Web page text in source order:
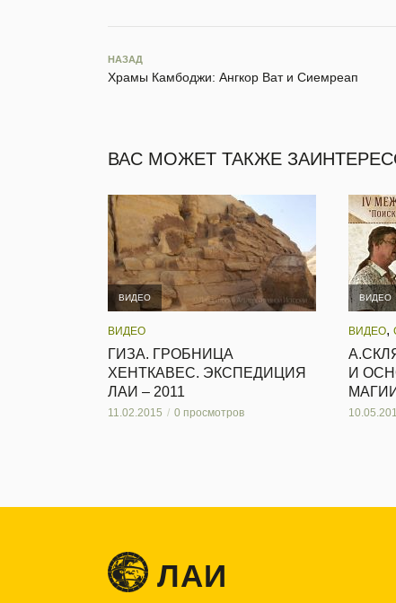
НАЗАД
Храмы Камбоджи: Ангкор Ват и Сиемреап
ВАС МОЖЕТ ТАКЖЕ
ВИДЕО
ВИДЕО
ГИЗА. ГРОБНИЦА
ХЕНТКАВЕС. ЭКСПЕДИЦИЯ
ЛАИ – 2011
11.02.2015 0 просмотров
ВИДЕО
ВИДЕО,
И
ЛАИ